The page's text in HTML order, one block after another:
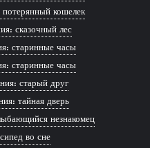
кошелек
сказочный лес
старинные часы
старинные часы
старый друг
тайная дверь
незнакомец
во сне